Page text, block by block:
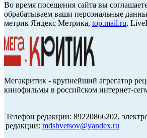
Во время посещения сайта вы
обрабатываем ваши персональные
метрик Яндекс Метрика, top.mail.ru,
Мегакритик - крупнейший агрегатор
кинофильмы в российском интернет-
Телефон редакции: 89220866202,
редакции: mdshvetsov@yandex.ru